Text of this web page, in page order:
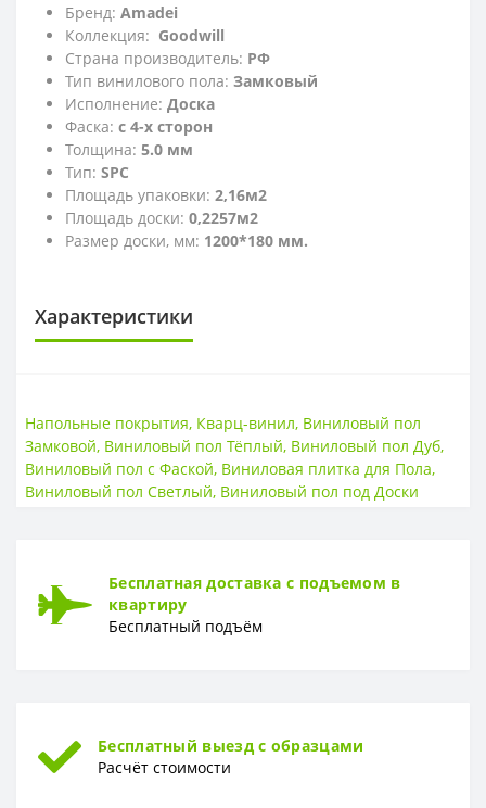
Бренд: Amadei
Коллекция: Goodwill
Страна производитель: РФ
Тип винилового пола: Замковый
Исполнение: Доска
Фаска: с 4-х сторон
Толщина: 5.0 мм
Тип: SPC
Площадь упаковки: 2,16м2
Площадь доски: 0,2257м2
Размер доски, мм: 1200*180 мм.
Характеристики
Класс износостойкости 33 класс
ТИП
Тип
ФОРМА
Напольные покрытия, Кварц-винил, Виниловый пол
Замковой, Виниловый пол Тёплый, Виниловый пол Дуб,
Виниловый пол с Фаской, Виниловая плитка для Пола,
Виниловый пол Светлый, Виниловый пол под Доски
Бесплатная доставка с подъемом в
квартиру
Бесплатный подъём
Бесплатный выезд с образцами
Расчёт стоимости